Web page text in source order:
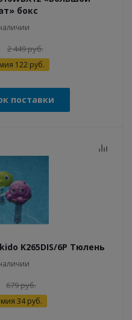
бокс
2 449руб.
122руб.
поставки
K265DIS/6P Тюлень
679руб.
34 руб.